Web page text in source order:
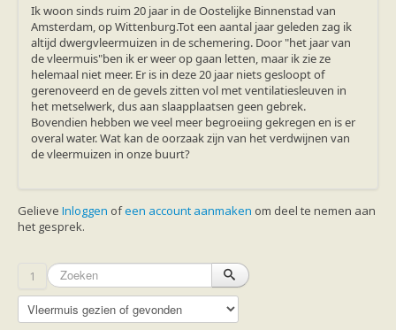
Overige publicaties
zoonose info (rabies, corona, etc)
rapporten
Handleiding
Overig
Video beelden
Forum
Naar het forum
Ik woon sinds ruim 20 jaar in de Oostelijke Binnenstad van
Amsterdam, op Wittenburg.Tot een aantal jaar geleden zag ik
altijd dwergvleermuizen in de schemering. Door "het jaar van
de vleermuis"ben ik er weer op gaan letten, maar ik zie ze
helemaal niet meer. Er is in deze 20 jaar niets gesloopt of
gerenoveerd en de gevels zitten vol met ventilatiesleuven in
het metselwerk, dus aan slaapplaatsen geen gebrek.
Bovendien hebben we veel meer begroeiing gekregen en is er
overal water. Wat kan de oorzaak zijn van het verdwijnen van
de vleermuizen in onze buurt?
Gelieve Inloggen ofeen account aanmaken om deel te nemen aan
het gesprek.
1